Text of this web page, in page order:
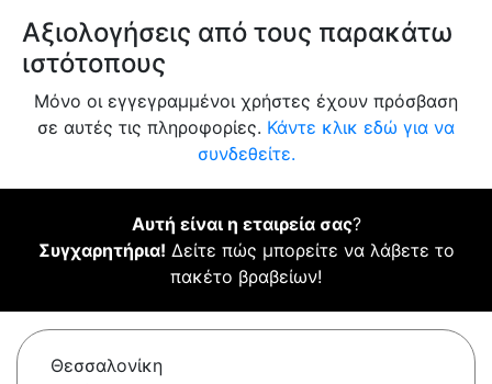
Αξιολογήσεις από τους παρακάτω
ιστότοπους
Μόνο οι εγγεγραμμένοι χρήστες έχουν πρόσβαση
σε αυτές τις πληροφορίες. Κάντε κλικ εδώ για να
συνδεθείτε.
Αυτή είναι η εταιρεία σας?
Συγχαρητήρια! Δείτε πώς μπορείτε να λάβετε το
πακέτο βραβείων!
Θεσσαλονίκη